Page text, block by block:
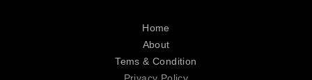
Home
About
Tems & Condition